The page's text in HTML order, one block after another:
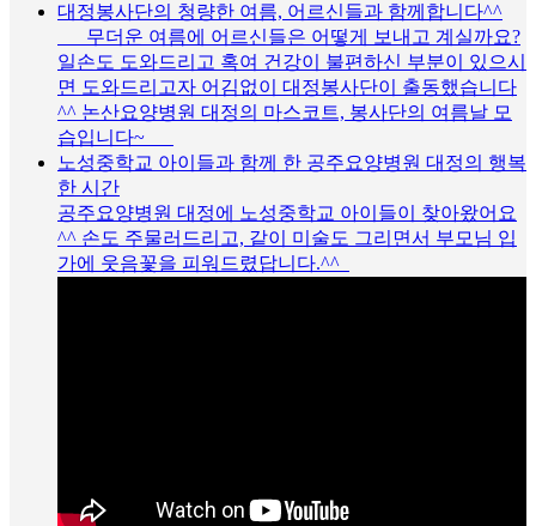
대정봉사단의 청량한 여름, 어르신들과 함께합니다^^
무더운 여름에 어르신들은 어떻게 보내고 계실까요?
일손도 도와드리고 혹여 건강이 불편하신 부분이 있으시
면 도와드리고자 어김없이 대정봉사단이 출동했습니다
^^ 논산요양병원 대정의 마스코트, 봉사단의 여름날 모
습입니다~
노성중학교 아이들과 함께 한 공주요양병원 대정의 행복
한 시간
공주요양병원 대정에 노성중학교 아이들이 찾아왔어요
^^ 손도 주물러드리고, 같이 미술도 그리면서 부모님 입
가에 웃음꽃을 피워드렸답니다.^^